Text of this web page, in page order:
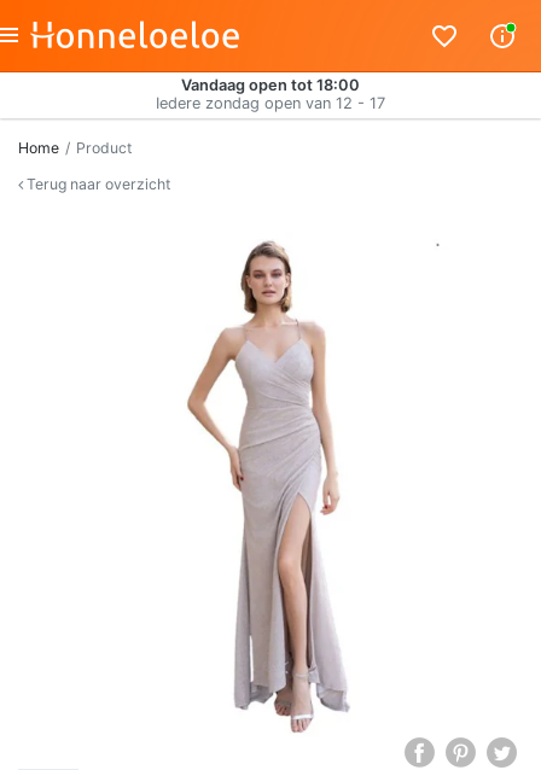
Vandaag open tot 18:00
Iedere zondag open van 12 - 17
Home
Product
Terug naar overzicht